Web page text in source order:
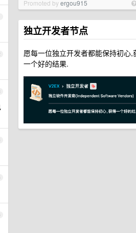
Promoted byergou915
独立开发者节点
愿每一位独立开发者都能保持初心,
一个好的结果.